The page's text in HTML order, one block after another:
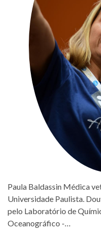
Paula Baldassin Médica
Universidade Paulista.
pelo Laboratório de
Oceanográfico -…